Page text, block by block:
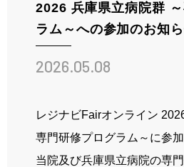
ストーリー
先輩の声
お知らせ
ブログ
2026 兵庫県立病院群
ラム～への参加のお知
2026.05.08
レジナビFairオンライン
専門研修プログラム～に参加
当院及び兵庫県立病院の専